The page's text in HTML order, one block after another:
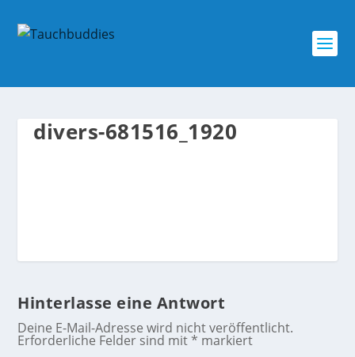
divers-681516_1920
Hinterlasse eine Antwort
Deine E-Mail-Adresse wird nicht veröffentlicht.
Erforderliche Felder sind mit* markiert